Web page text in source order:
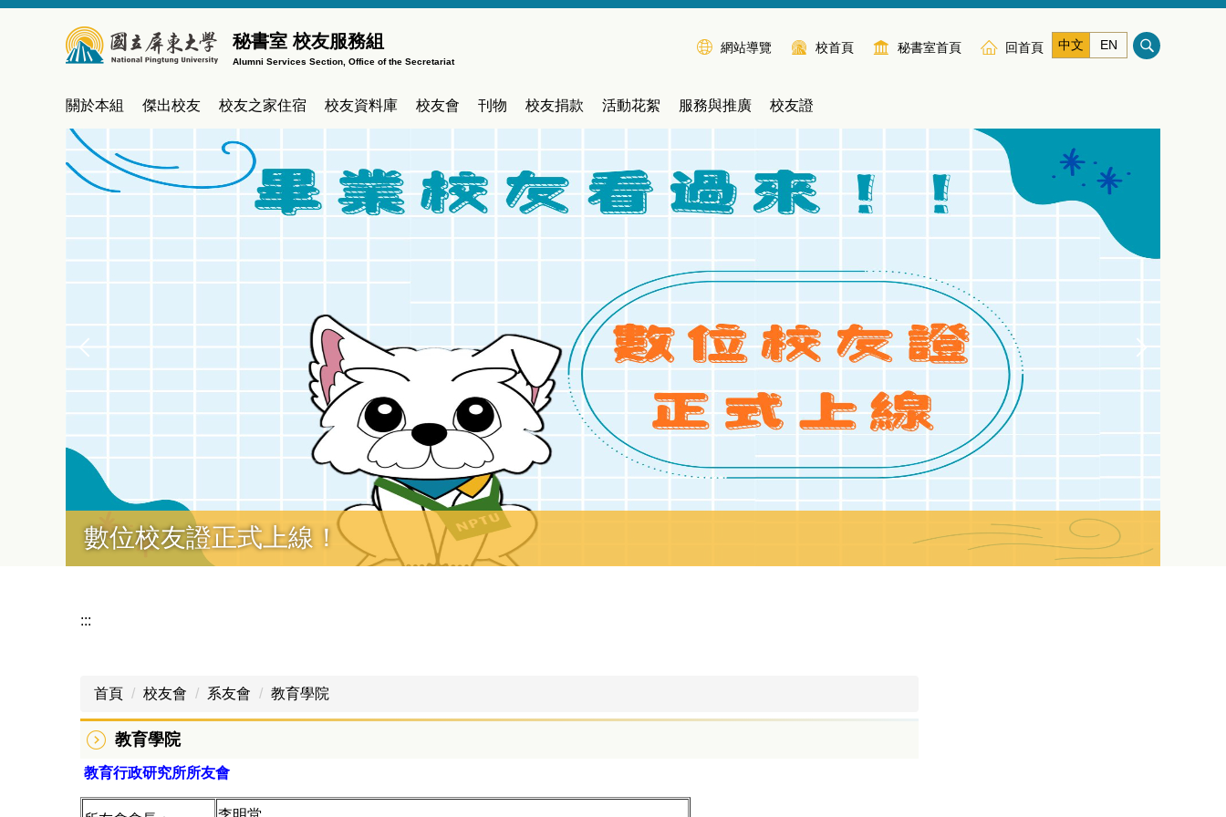
秘書室 校友服務組
Alumni Services Section, Office of the Secretariat
網站導覽 校首頁 秘書室首頁 回首頁 中文 EN
關於本組 傑出校友 校友之家住宿 校友資料庫 校友會 刊物 校友捐款 活動花絮 服務與推廣 校友證
數位校友證正式上線！
:::
首頁 校友會 系友會 教育學院
教育學院
教育行政研究所所友會